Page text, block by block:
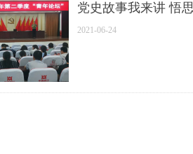
党史
2021-06-24